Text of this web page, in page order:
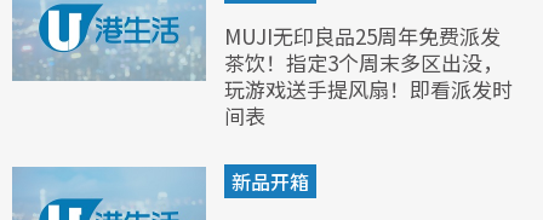
MUJI无印良品25周年免费派发
茶饮！指定3个周末多区出没，
玩游戏送手提风扇！即看派发时
间表
新品开箱